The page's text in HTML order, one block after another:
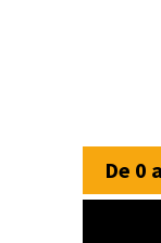
De 0